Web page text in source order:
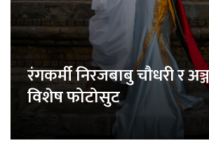
रंगकर्मी निरजबाबु चौधरी र
विशेष फोटोसुट